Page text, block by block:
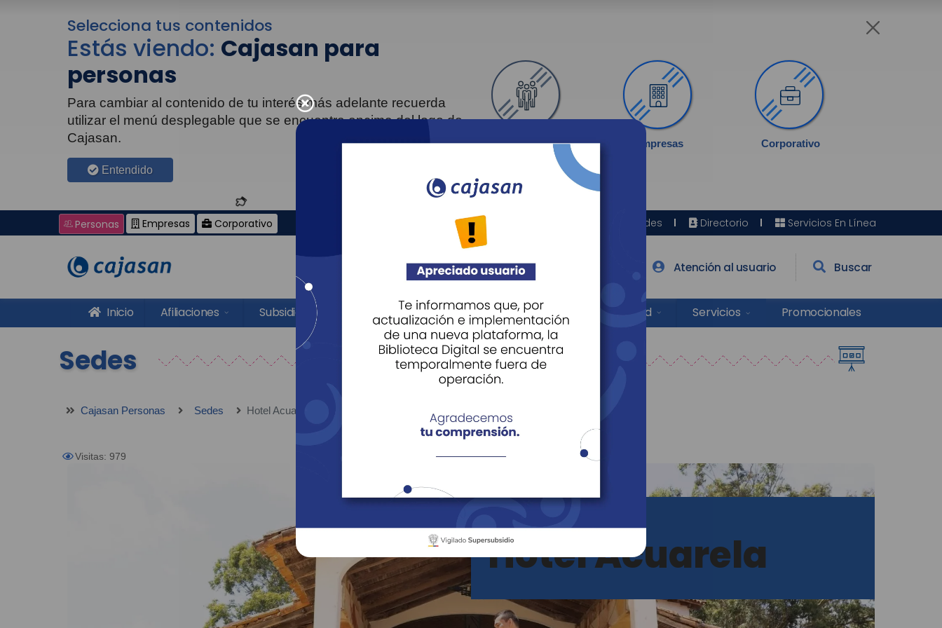
Selecciona tus contenidos
Estás viendo: Cajasan para
personas
Para cambiar al contenido de tu interés más adelante recuerda
utilizar el menú desplegable que se encuentra encima del logo de
Cajasan.
Entendido
Personas Empresas Corporativo
Personas Empresas Corporativo Sedes Directorio Servicios En Línea
Agéndate Atención al usuario Buscar
Inicio Afiliaciones Subsidios Recreación Educación Cultura Salud Servicios Promocionales
Sedes
Cajasan Personas Sedes Hotel Acuarela
Visitas: 979
Hotel Acuarela